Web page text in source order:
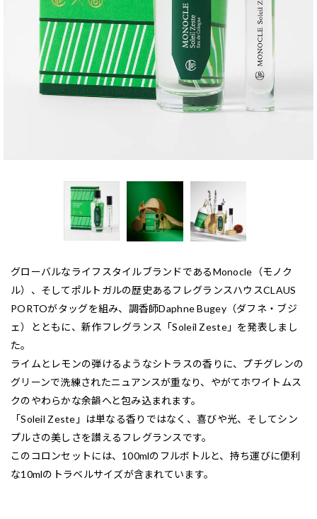
グローバルなライフスタイルブランドであるMonocle（モノク
ル）、そしてポルトガルの歴史あるフレグランスハウスCLAUS
PORTOがタッグを組み、調香師Daphne Bugey（ダフネ・ブジ
ェ）とともに、新作フレグランス「Soleil Zeste」を発表しまし
た。
ライムとレモンの弾けるようなシトラスの香りに、プチグレンの
グリーンで洗練されたニュアンスが重なり、やがてホワイトムス
クのやわらかな余韻へと包み込まれます。
「Soleil Zeste」は単なる香りではなく、喜びや光、そしてシン
プルさの美しさを讃えるフレグランスです。
このコロンセットには、100mlのフルボトルと、持ち運びに便利
な10mlのトラベルサイズが含まれています。